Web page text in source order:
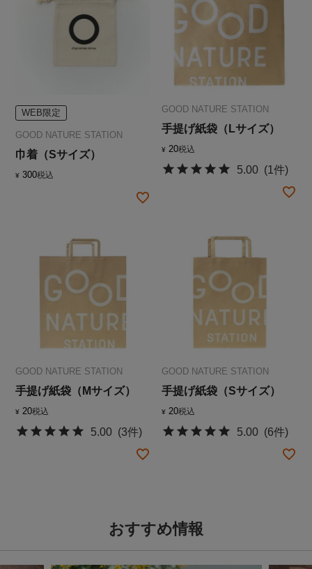
WEB限定
GOOD NATURE STATION
巾着（Sサイズ）
¥ 300税込
GOOD NATURE STATION
手提げ紙袋（Lサイズ）
¥ 20税込
5.00 (1件)
GOOD NATURE STATION
手提げ紙袋（Mサイズ）
¥ 20税込
5.00 (3件)
GOOD NATURE STATION
手提げ紙袋（Sサイズ）
¥ 20税込
5.00 (6件)
おすすめ情報